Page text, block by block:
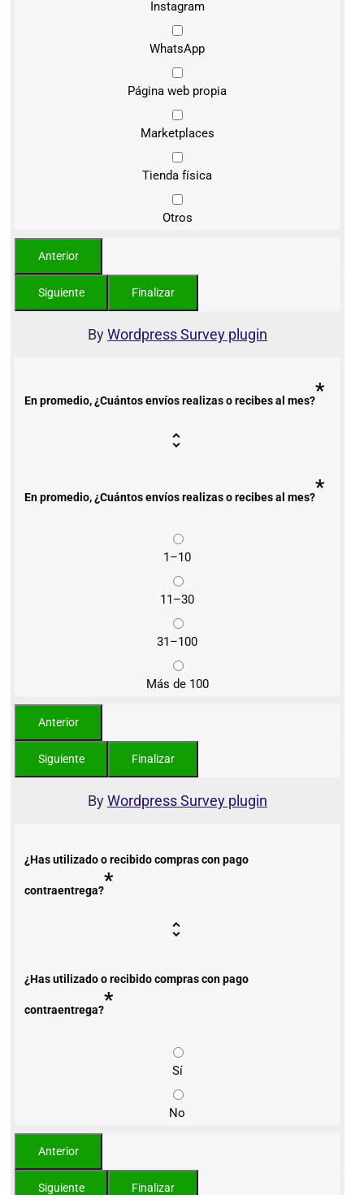
Instagram
WhatsApp
Página web propia
Marketplaces
Tienda física
Otros
ByWordpress Survey plugin
En promedio, ¿Cuántos envíos realizas o recibes al mes?*
En promedio, ¿Cuántos envíos realizas o recibes al mes?*
1–10
11–30
31–100
Más de 100
ByWordpress Survey plugin
¿Has utilizado o recibido compras con pago
contraentrega?*
¿Has utilizado o recibido compras con pago
contraentrega?*
Sí
No